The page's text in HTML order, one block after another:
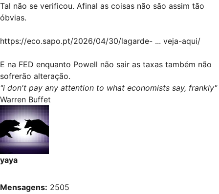
Tal não se verificou. Afinal as coisas não são assim tão
óbvias.
https://eco.sapo.pt/2026/04/30/lagarde- ... veja-aqui/
E na FED enquanto Powell não sair as taxas também não
sofrerão alteração.
"i don't pay any attention to what economists say, frankly"
Warren Buffet
yaya
Mensagens: 2505